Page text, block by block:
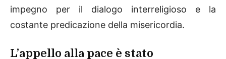
impegno per il dialogo interreligioso e la
costante predicazione della misericordia.
L’appello alla pace è stato